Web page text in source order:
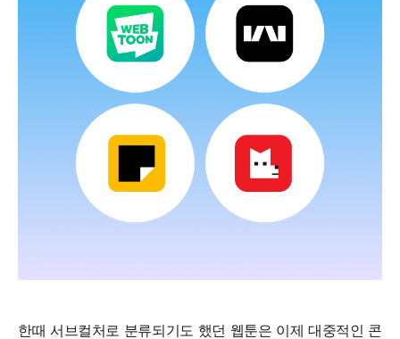
한때 서브컬처로 분류되기도 했던 웹툰은 이제 대중적인 콘